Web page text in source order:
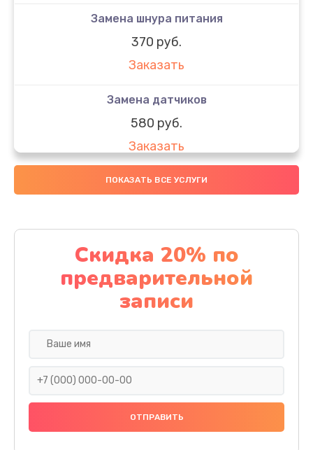
Замена шнура питания
370 руб.
Заказать
Замена датчиков
580 руб.
Заказать
Комплексная чистка
Заказать
Замена дисплея (экрана)
2000 руб.
Заказать
Ремонт платы электроники
Прошивка
ПОКАЗАТЬ ВСЕ УСЛУГИ
Скидка 20% по
предварительной
записи